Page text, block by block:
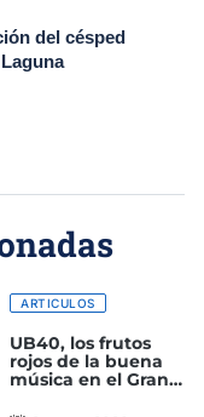
del césped
ARTICULOS
UB40, los frutos
rojos de la buena
música en el Gran